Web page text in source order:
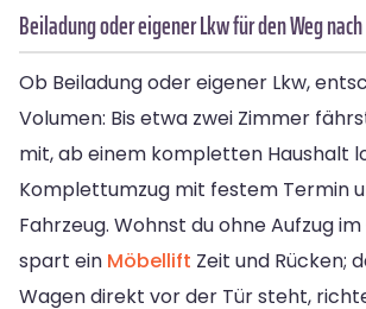
Beiladung oder eigener Lkw für den Weg
Ob Beiladung oder eigener Lkw,
Volumen: Bis etwa zwei Zimmer
mit, ab einem kompletten Haushalt
Komplettumzug mit festem Termin
Fahrzeug. Wohnst du ohne Aufzug
spart ein Möbellift Zeit und Rücken;
Wagen direkt vor der Tür steht,